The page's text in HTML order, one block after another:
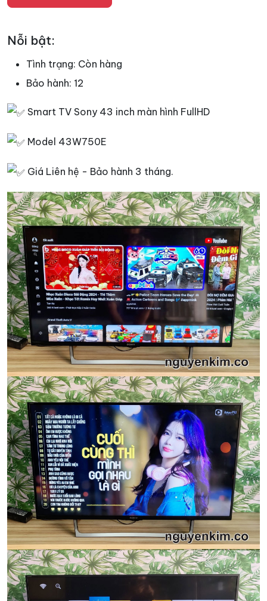
Nỗi bật:
Tình trạng: Còn hàng
Bảo hành: 12
Smart TV Sony 43 inch màn hình FullHD
Model 43W750E
Giá Liên hệ - Bảo hành 3 tháng.